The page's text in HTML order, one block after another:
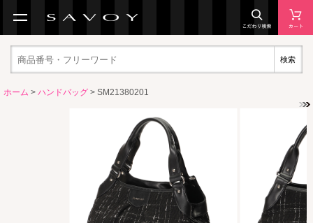
検索
ホーム > ハンドバッグ > SM21380201